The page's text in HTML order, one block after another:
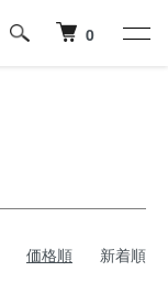
0
価格順 新着順